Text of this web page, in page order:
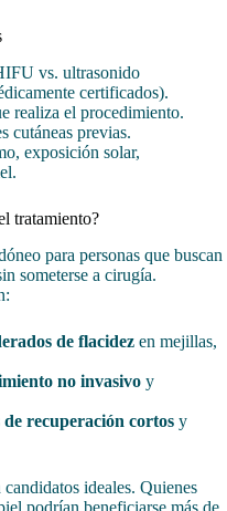
vs. ultrasonido
certificados).
realiza el procedimiento.
cutáneas previas.
exposición solar,
tratamiento?
para personas que buscan
someterse a cirugía.
de flacidez en mejillas,
no invasivo y
de recuperación cortos y
ideales. Quienes
podrían beneficiarse más de